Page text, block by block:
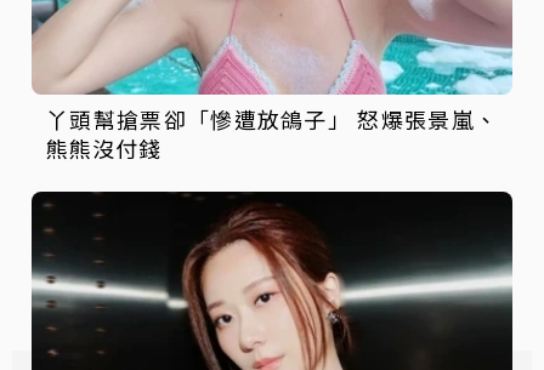
丫頭幫搶票卻「慘遭放鴿子」 怒爆張景嵐、
熊熊沒付錢